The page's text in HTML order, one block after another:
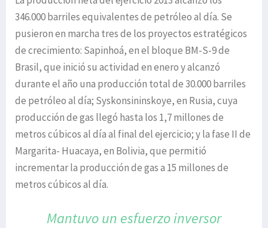
346.000 barriles equivalentes de petróleo al día. Se
pusieron en marcha tres de los proyectos estratégicos
de crecimiento: Sapinhoá, en el bloque BM-S-9 de
Brasil, que inició su actividad en enero y alcanzó
durante el año una producción total de 30.000 barriles
de petróleo al día; Syskonsininskoye, en Rusia, cuya
producción de gas llegó hasta los 1,7 millones de
metros cúbicos al día al final del ejercicio; y la fase II de
Margarita- Huacaya, en Bolivia, que permitió
incrementar la producción de gas a 15 millones de
metros cúbicos al día.
Mantuvo un esfuerzo inversor